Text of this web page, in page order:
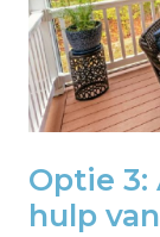
Optie
hulp